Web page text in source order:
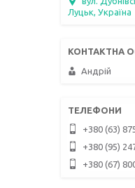
Луцьк, Україна
Андрій
+380 (63)
+380 (95)
+380 (67)